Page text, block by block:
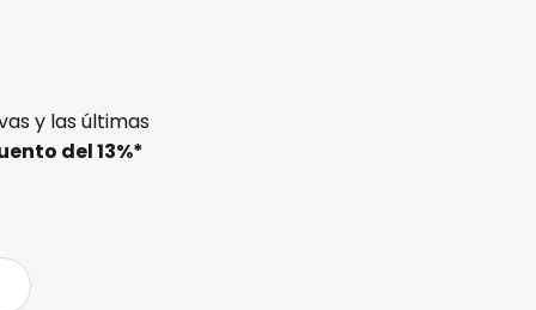
y las últimas
del13%*